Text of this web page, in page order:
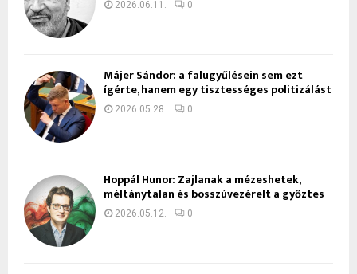
2026.06.11. 0
Májer Sándor: a falugyűlésein sem ezt
ígérte, hanem egy tisztességes politizálást
2026.05.28. 0
Hoppál Hunor: Zajlanak a mézeshetek,
méltánytalan és bosszúvezérelt a győztes
2026.05.12. 0